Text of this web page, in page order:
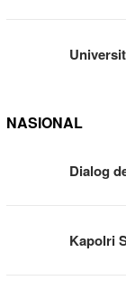
NASIONAL
Dialog
Kapolri